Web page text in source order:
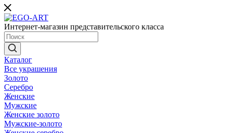
Интернет-магазин представительского класса
Каталог
Все украшения
Золото
Серебро
Женские
Мужские
Женские золото
Мужские-золото